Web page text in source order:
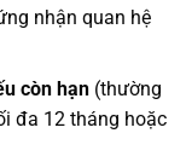
nhận quan hệ
còn hạn(thường
đa 12 tháng hoặc